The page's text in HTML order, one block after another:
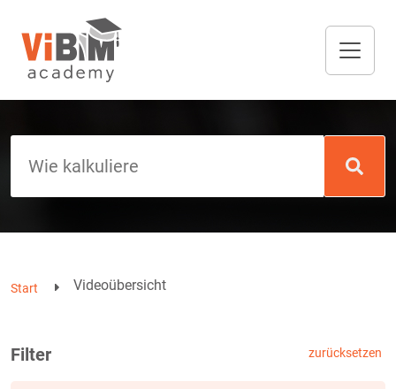
Start Videoübersicht
Filter zurücksetzen